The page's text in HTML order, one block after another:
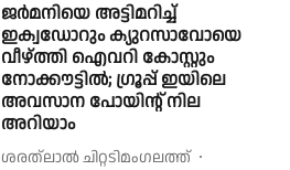
ജർമനിയെ അട്ടിമറിച്ച്
ഇക്വഡോറും ക്യുറസാവോയെ
വീഴ്ത്തി ഐവറി കോസ്റ്റും
നോക്കൗട്ടിൽ; ഗ്രൂപ്പ് ഇയിലെ
അവസാന പോയിൻ്റ് നില
അറിയാം
ശരത്‌ലാൽ ചിറ്റടിമംഗലത്ത്